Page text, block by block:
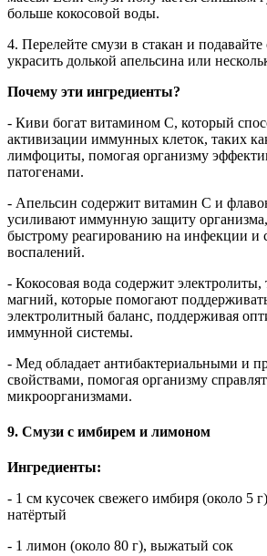
больше кокосовой воды.
4. Перелейте смузи в стакан и
украсить долькой апельсина или
Почему эти ингредиенты?
- Киви богат витамином C, который
активизации иммунных клеток, таких
лимфоциты, помогая организму
патогенами.
- Апельсин содержит витамин C и
усиливают иммунную защиту организма,
быстрому реагированию на инфекции и
воспалений.
- Кокосовая вода содержит электролиты,
магний, которые помогают
электролитный баланс, поддерживая
иммунной системы.
- Мед обладает антибактериальными и
свойствами, помогая организму
микроорганизмами.
9. Смузи с имбирем и лимоном
Ингредиенты:
- 1 см кусочек свежего имбиря (около 5
натёртый
- 1 лимон (около 80 г), выжатый сок